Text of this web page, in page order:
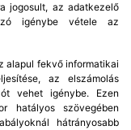
jogosult, az adatkezelő
igénybe vétele az
alapul fekvő informatikai
az elszámolás
vehet igénybe. Ezen
hatályos szövegében
hátrányosabb